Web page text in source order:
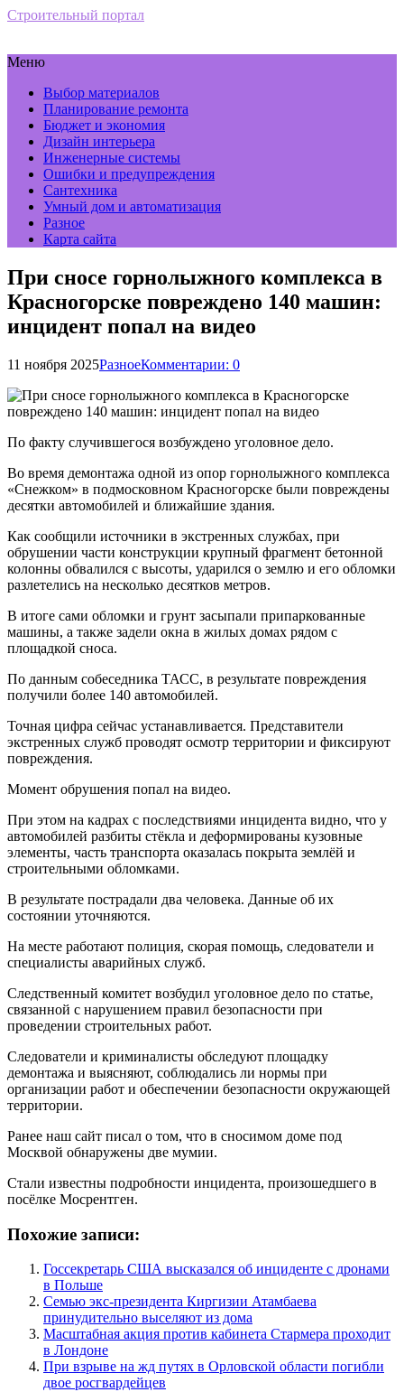
Строительный портал
Меню
Выбор материалов
Планирование ремонта
Бюджет и экономия
Дизайн интерьера
Инженерные системы
Ошибки и предупреждения
Сантехника
Умный дом и автоматизация
Разное
Карта сайта
При сносе горнолыжного комплекса в
Красногорске повреждено 140 машин:
инцидент попал на видео
11 ноября 2025РазноеКомментарии: 0
По факту случившегося возбуждено уголовное дело.
Во время демонтажа одной из опор горнолыжного комплекса
«Снежком» в подмосковном Красногорске были повреждены
десятки автомобилей и ближайшие здания.
Как сообщили источники в экстренных службах, при
обрушении части конструкции крупный фрагмент бетонной
колонны обвалился с высоты, ударился о землю и его обломки
разлетелись на несколько десятков метров.
В итоге сами обломки и грунт засыпали припаркованные
машины, а также задели окна в жилых домах рядом с
площадкой сноса.
По данным собеседника ТАСС, в результате повреждения
получили более 140 автомобилей.
Точная цифра сейчас устанавливается. Представители
экстренных служб проводят осмотр территории и фиксируют
повреждения.
Момент обрушения попал на видео.
При этом на кадрах с последствиями инцидента видно, что у
автомобилей разбиты стёкла и деформированы кузовные
элементы, часть транспорта оказалась покрыта землёй и
строительными обломками.
В результате пострадали два человека. Данные об их
состоянии уточняются.
На месте работают полиция, скорая помощь, следователи и
специалисты аварийных служб.
Следственный комитет возбудил уголовное дело по статье,
связанной с нарушением правил безопасности при
проведении строительных работ.
Следователи и криминалисты обследуют площадку
демонтажа и выясняют, соблюдались ли нормы при
организации работ и обеспечении безопасности окружающей
территории.
Ранее наш сайт писал о том, что в сносимом доме под
Москвой обнаружены две мумии.
Стали известны подробности инцидента, произошедшего в
посёлке Мосрентген.
Похожие записи:
Госсекретарь США высказался об инциденте с дронами
в Польше
Семью экс-президента Киргизии Атамбаева
принудительно выселяют из дома
Масштабная акция против кабинета Стармера проходит
в Лондоне
При взрыве на жд путях в Орловской области погибли
двое росгвардейцев